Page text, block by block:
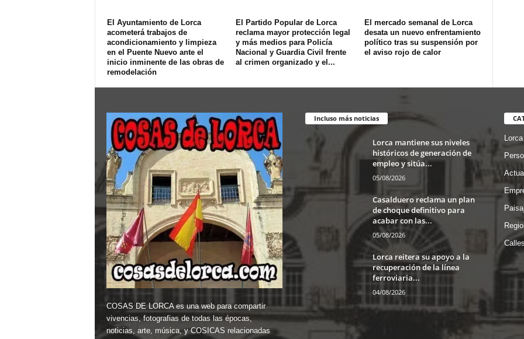
El Ayuntamiento de Lorca
acometerá trabajos de
acondicionamiento y limpieza
en el Puente Nuevo ante el
inicio inminente de las obras de
remodelación
El Partido Popular de Lorca
reclama mayor protección legal
y más medios para Policía
Nacional y Guardia Civil frente
al crimen organizado y el...
El mercado semanal de Lorca
desata un nuevo enfrentamiento
político tras su suspensión por
el aviso rojo de calor
COSAS DE LORCA es una web para compartir
vivencias, fotografias de todas las épocas,
noticias, arte, música, y COSICAS relacionadas
Incluso más noticias
Lorca mantiene sus niveles
históricos de generación de
empleo y sitúa...
05/08/2026
Casalduero reclama un plan
de choque definitivo para
acabar con las...
05/08/2026
Lorca reitera su apoyo a la
recuperación de la línea
ferroviaria...
04/08/2026
Lorca